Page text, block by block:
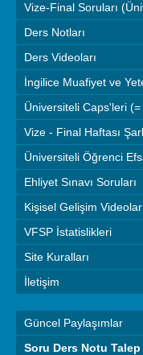
Vize-Final Soruları
Ders Notları
Ders Videoları
İngilice Muafiyet ve
Üniversiteli Caps'leri (=
Vize - Final Haftası
Üniversiteli Öğrenci
Ehliyet Sınavı Soruları
Kişisel Gelişim
VFSP İstatislikleri
Site Kuralları
İletişim
Güncel Paylaşımlar
Soru Ders Notu